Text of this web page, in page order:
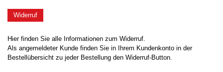
Widerruf
Hier finden Sie alle Informationen zum Widerruf.
Als angemeldeter Kunde finden Sie in Ihrem Kundenkonto in der
Bestellübersicht zu jeder Bestellung den Widerruf-Button.